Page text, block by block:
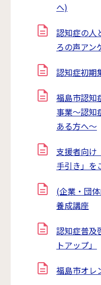
へ)
認知症の人
ろの声アン
認知症初期
福島市認知
事業～認知
ある方へ～
支援者向け
手引き」を
(企業・団
養成講座
認知症普及
トアップ」
福島市オレ